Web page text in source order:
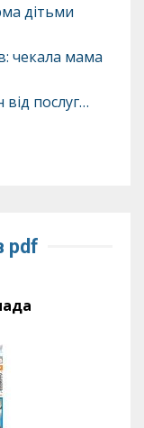
дітьми
чекала мама
послуг…
pdf